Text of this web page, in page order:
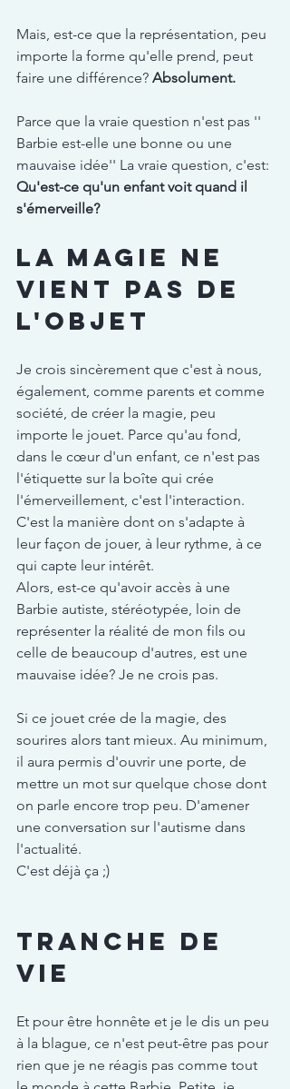
Mais, est-ce que la représentation, peu
importe la forme qu'elle prend, peut
faire une différence? Absolument.
Parce que la vraie question n'est pas ''
Barbie est-elle une bonne ou une
mauvaise idée'' La vraie question, c'est:
Qu'est-ce qu'un enfant voit quand il
s'émerveille?
La magie ne
vient pas de
l'objet
Je crois sincèrement que c'est à nous,
également, comme parents et comme
société, de créer la magie, peu
importe le jouet. Parce qu'au fond,
dans le cœur d'un enfant, ce n'est pas
l'étiquette sur la boîte qui crée
l'émerveillement, c'est l'interaction.
C'est la manière dont on s'adapte à
leur façon de jouer, à leur rythme, à ce
qui capte leur intérêt.
Alors, est-ce qu'avoir accès à une
Barbie autiste, stéréotypée, loin de
représenter la réalité de mon fils ou
celle de beaucoup d'autres, est une
mauvaise idée? Je ne crois pas.
Si ce jouet crée de la magie, des
sourires alors tant mieux. Au minimum,
il aura permis d'ouvrir une porte, de
mettre un mot sur quelque chose dont
on parle encore trop peu. D'amener
une conversation sur l'autisme dans
l'actualité.
C'est déjà ça ;)
Tranche de
vie
Et pour être honnête et je le dis un peu
à la blague, ce n'est peut-être pas pour
rien que je ne réagis pas comme tout